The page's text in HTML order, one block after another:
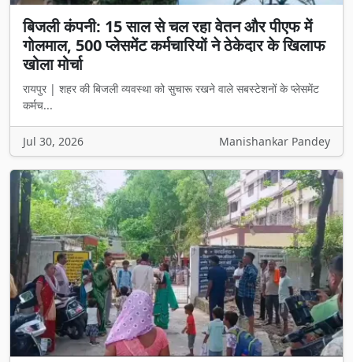
बिजली कंपनी: 15 साल से चल रहा वेतन और पीएफ में
गोलमाल, 500 प्लेसमेंट कर्मचारियों ने ठेकेदार के खिलाफ
खोला मोर्चा
रायपुर | शहर की बिजली व्यवस्था को सुचारू रखने वाले सबस्टेशनों के प्लेसमेंट
कर्मच...
Jul 30, 2026 Manishankar Pandey